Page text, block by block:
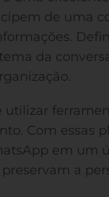
de uma
da
utilizar
Com essas
em um
a